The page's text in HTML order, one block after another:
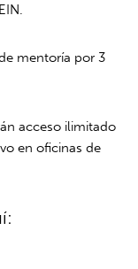
mentoría por 3
acceso ilimitado
en oficinas de